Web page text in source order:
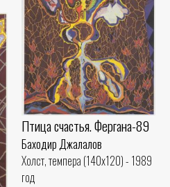
Птица счастья. Фергана-89
Баходир Джалалов
Холст, темпера (140x120) - 1989
год